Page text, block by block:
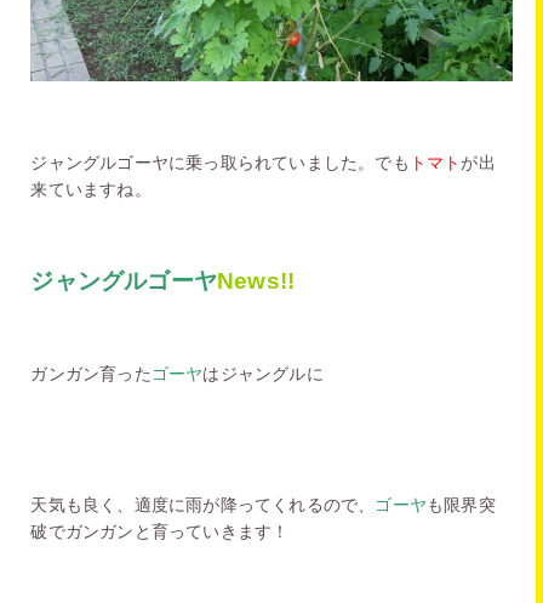
ジャングルゴーヤに乗っ取られていました。でも トマトが出
来ていますね。
ジャングルゴーヤNews!!
ガンガン育った ゴーヤはジャングルに
天気も良く、適度に雨が降ってくれるので、 ゴーヤも限界突
破でガンガンと育っていきます！